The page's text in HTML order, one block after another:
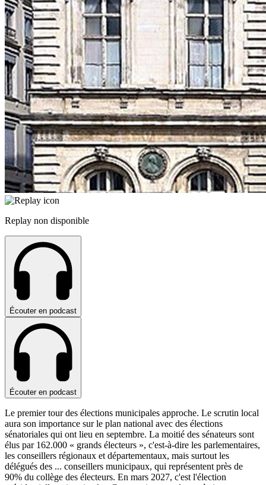
Replay non disponible
Écouter en podcast
Écouter en podcast
Le premier tour des élections municipales approche. Le scrutin local
aura son importance sur le plan national avec des élections
sénatoriales qui ont lieu en septembre. La moitié des sénateurs sont
élus par 162.000 « grands électeurs », c'est-à-dire les parlementaires,
les conseillers régionaux et départementaux, mais surtout les
délégués des ... conseillers municipaux, qui représentent près de
90% du collège des électeurs. En mars 2027, c'est l'élection